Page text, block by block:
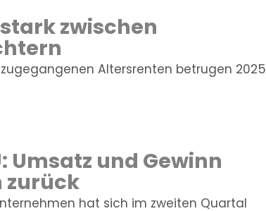
zwischen
Altersrenten betrugen 2025
Umsatz und Gewinn
zurück
hat sich im zweiten Quartal